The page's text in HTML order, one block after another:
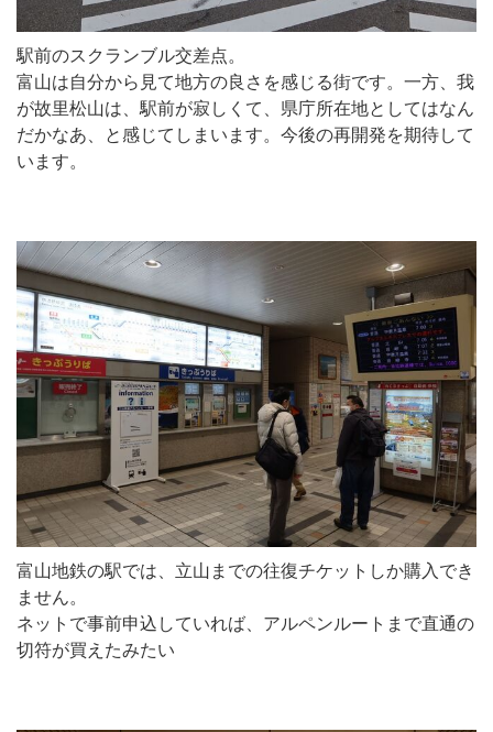
駅前のスクランブル交差点。
富山は自分から見て地方の良さを感じる街です。一方、我
が故里松山は、駅前が寂しくて、県庁所在地としてはなん
だかなあ、と感じてしまいます。今後の再開発を期待して
います。
富山地鉄の駅では、立山までの往復チケットしか購入でき
ません。
ネットで事前申込していれば、アルペンルートまで直通の
切符が買えたみたい